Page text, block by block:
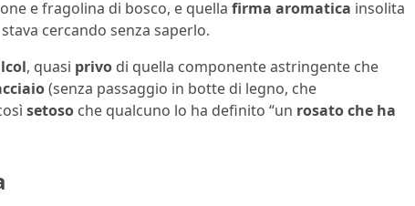
e fragolina di bosco, e quella firma aromatica insolita
cercando senza saperlo.
, quasi privo di quella componente astringente che
(senza passaggio in botte di legno, che
setoso che qualcuno lo ha definito “un rosato che ha